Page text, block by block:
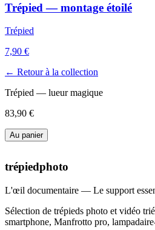
Trépied — montage étoilé
Trépied
7,90 €
← Retour à la collection
Trépied — lueur magique
83,90 €
Au panier
trépiedphoto
L'œil documentaire — Le support
Sélection de trépieds photo et vidéo
smartphone, Manfrotto pro,